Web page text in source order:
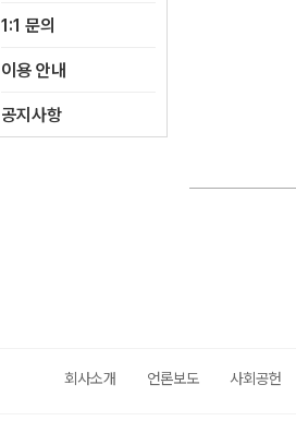
1:1 문의
이용 안내
공지사항
회사소개 언론보도 사회공헌